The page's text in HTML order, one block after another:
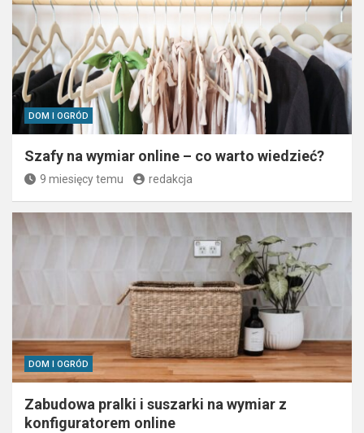
DOM I OGRÓD
Szafy na wymiar online – co warto wiedzieć?
9 miesięcy temu redakcja
DOM I OGRÓD
Zabudowa pralki i suszarki na wymiar z
konfiguratorem online